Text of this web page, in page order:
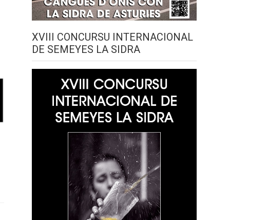
XVIII CONCURSU INTERNACIONAL
DE SEMEYES LA SIDRA